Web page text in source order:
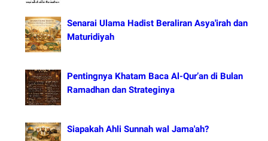
Senarai Ulama Hadist Beraliran Asya'irah dan
Maturidiyah
Pentingnya Khatam Baca Al-Qur’an di Bulan
Ramadhan dan Strateginya
Siapakah Ahli Sunnah wal Jama'ah?